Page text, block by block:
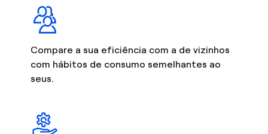
Compare a sua eficiência com a de vizinhos
com hábitos de consumo semelhantes ao
seus.